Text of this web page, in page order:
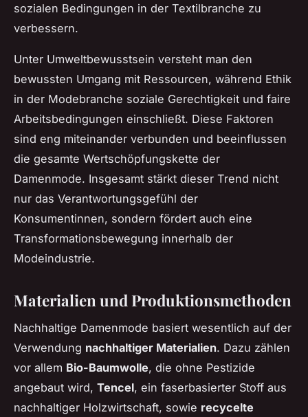
sozialen Bedingungen in der Textilbranche zu
verbessern.
Unter Umweltbewusstsein versteht man den
bewussten Umgang mit Ressourcen, während Ethik
in der Modebranche soziale Gerechtigkeit und faire
Arbeitsbedingungen einschließt. Diese Faktoren
sind eng miteinander verbunden und beeinflussen
die gesamte Wertschöpfungskette der
Damenmode. Insgesamt stärkt dieser Trend nicht
nur das Verantwortungsgefühl der
Konsumentinnen, sondern fördert auch eine
Transformationsbewegung innerhalb der
Modeindustrie.
Materialien und Produktionsmethoden
Nachhaltige Damenmode basiert wesentlich auf der
Verwendung nachhaltiger Materialien. Dazu zählen
vor allem Bio-Baumwolle, die ohne Pestizide
angebaut wird, Tencel, ein faserbasierter Stoff aus
nachhaltiger Holzwirtschaft, sowie recycelte